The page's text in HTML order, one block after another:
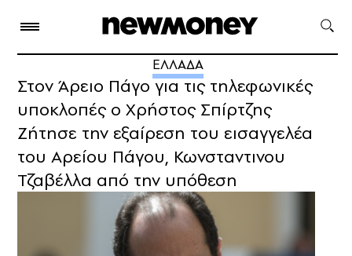
ΕΛΛΑΔΑ
Στον Άρειο Πάγο για τις τηλεφωνικές
υποκλοπές ο Χρήστος Σπίρτζης
Ζήτησε την εξαίρεση του εισαγγελέα
του Αρείου Πάγου, Κωνσταντινου
Τζαβέλλα από την υπόθεση